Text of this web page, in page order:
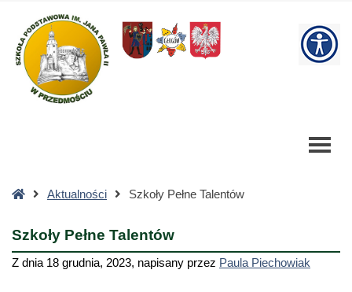
Pełne
Talentów
Szkoła
Podstawowa
StronaAktualności Szkoły Pełne Talentów
Szkoły Pełne Talentów
Z dnia 18 grudnia, 2023, napisany przez Paula Piechowiak